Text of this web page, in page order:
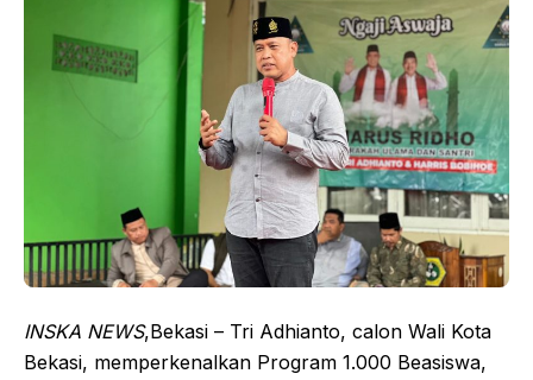
INSKA NEWS,Bekasi – Tri Adhianto, calon Wali Kota
Bekasi, memperkenalkan Program 1.000 Beasiswa,